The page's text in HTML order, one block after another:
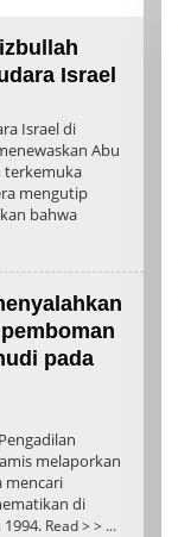
Israel
Israel di
Abu
terkemuka
mengutip
bahwa
pada
melaporkan
mencari
di
Read > >